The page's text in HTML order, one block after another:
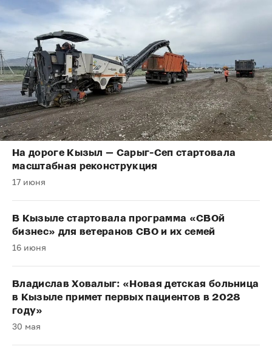
На дороге Кызыл — Сарыг-Сеп стартовала
масштабная реконструкция
17 июня
В Кызыле стартовала программа «СВОй
бизнес» для ветеранов СВО и их семей
16 июня
Владислав Ховалыг: «Новая детская больница
в Кызыле примет первых пациентов в 2028
году»
30 мая